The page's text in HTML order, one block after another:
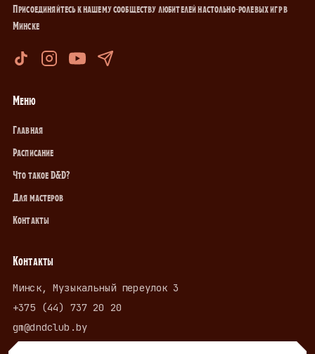
Присоединяйтесь к нашему сообществу любителей настольно-ролевых игр в
Минске
Меню
Главная
Расписание
Что такое D&D?
Для мастеров
Контакты
Контакты
Минск, Музыкальный переулок 3
+375 (44) 737 20 20
gm@dndclub.by